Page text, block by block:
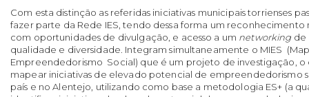
Com esta distinção as referidas iniciativas municipais torrienses
fazer parte da Rede IES, tendo dessa forma um reconhecimento
com oportunidades de divulgação, e acesso a um networking de
qualidade e diversidade. Integram simultaneamente o MIES
Empreendedorismo Social) que é um projeto de investigação,
mapear iniciativas de elevado potencial de empreendedorismo
país e no Alentejo, utilizando como base a metodologia ES+ (a